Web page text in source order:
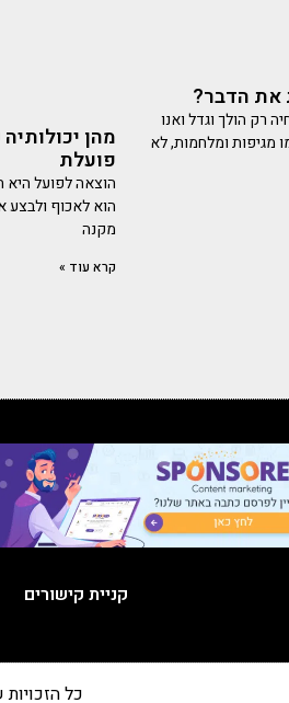
את הדבר?
רק הולך וגדל ואנו
מגיפות ומלחמות, לא
מהן
פועלת
הוצאה לפועל
הוא לאכוף ולבצע
מקנה
קרא עוד »
קניית קישורים
כל הזכויות שמורות לאתר |